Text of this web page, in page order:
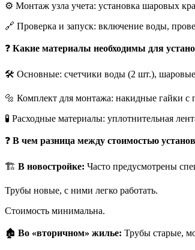
⚙️ Монтаж узла учета: установка шаровых
🔗 Проверка и запуск: включение воды,
❓ Какие материалы необходимы для
🛠️ Основные: счетчики воды (2 шт.), шаровые
🔩 Комплект для монтажа: накидные гайки с
🧪 Расходные материалы: уплотнительная
❓ В чем разница между стоимостью
🏗️ В новостройке: Часто предусмотрены
Трубы новые, с ними легко работать.
Стоимость минимальна.
🏚️ Во «вторичном» жилье: Трубы старые,